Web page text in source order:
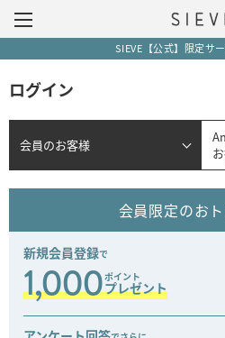
SIEVE【公式】限定サ
ログイン
会員のお客様
会員限定のお
新規会員登録で
1,000ポイント
プレゼント